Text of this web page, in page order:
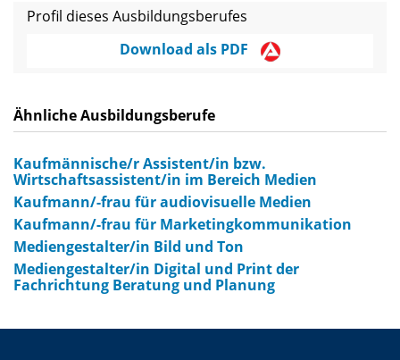
Profil dieses Ausbildungsberufes
Download als PDF
Ähnliche Ausbildungsberufe
Kaufmännische/r Assistent/in bzw.
Wirtschaftsassistent/in im Bereich Medien
Kaufmann/-frau für audiovisuelle Medien
Kaufmann/-frau für Marketingkommunikation
Mediengestalter/in Bild und Ton
Mediengestalter/in Digital und Print der
Fachrichtung Beratung und Planung